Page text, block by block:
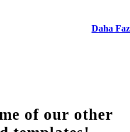
Daha
of our other